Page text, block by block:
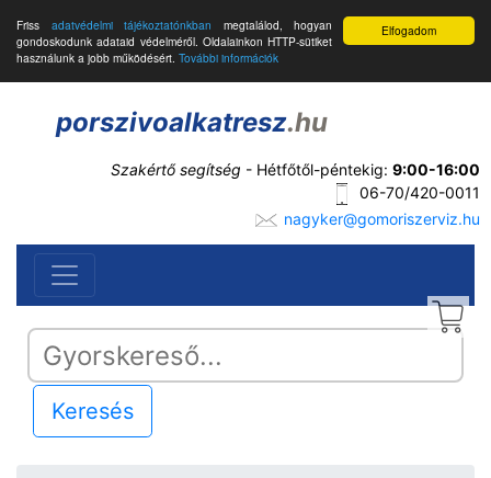
Elfogadom
Friss adatvédelmi tájékoztatónkban megtalálod, hogyan
gondoskodunk adataid védelméről. Oldalainkon HTTP-sütiket
használunk a jobb működésért. További információk
porszivoalkatresz.hu
Szakértő segítség - Hétfőtől-péntekig: 9:00-16:00
06-70/420-0011
nagyker@gomoriszerviz.hu
Keresés